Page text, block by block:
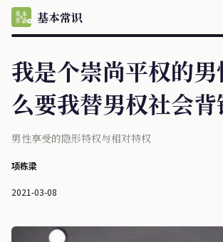
基本常识
我是个崇尚平权的
么要我替男权社会背
男性享受的隐形特权与相对特权
项栋梁
2021-03-08